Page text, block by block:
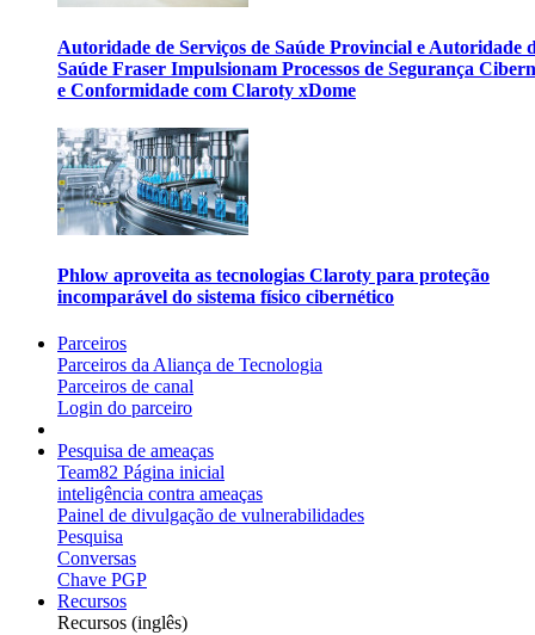
Autoridade de Serviços de Saúde Provincial e Autoridade
Saúde Fraser Impulsionam Processos de Segurança
e Conformidade com Claroty xDome
Phlow aproveita as tecnologias Claroty para proteção
incomparável do sistema físico cibernético
Parceiros
Parceiros da Aliança de Tecnologia
Parceiros de canal
Login do parceiro
Pesquisa de ameaças
Team82 Página inicial
inteligência contra ameaças
Painel de divulgação de vulnerabilidades
Pesquisa
Conversas
Chave PGP
Recursos
Recursos (inglês)